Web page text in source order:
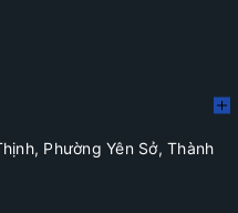
Phường Yên Sở, Thành